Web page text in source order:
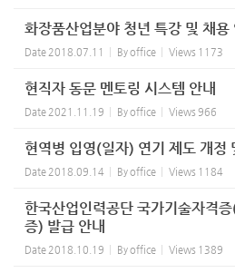
화장품산업분야 청년 특강 및 채용
Date 2018.07.11 Byoffice Views 1173
현직자 동문 멘토링 시스템 안내
Date 2021.11.19 Byoffice Views 966
현역병 입영(일자) 연기 제도 개정
Date 2018.09.14 Byoffice Views 1184
한국산업인력공단 국가기술자격
증) 발급 안내
Date 2018.10.19 Byoffice Views 1389